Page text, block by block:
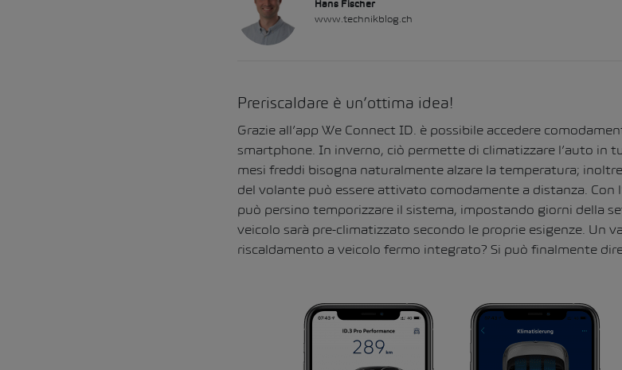
Hans Fischer
www.technikblog.ch
Preriscaldare è un’ottima idea!
Grazie all’app We Connect ID. è possibile accedere
smartphone. In inverno, ciò permette di climatizzare l’auto in
mesi freddi bisogna naturalmente alzare la temperatura;
del volante può essere attivato comodamente a distanza. Con
può persino temporizzare il sistema, impostando giorni della
veicolo sarà pre-climatizzato secondo le proprie esigenze. Un
riscaldamento a veicolo fermo integrato? Si può finalmente